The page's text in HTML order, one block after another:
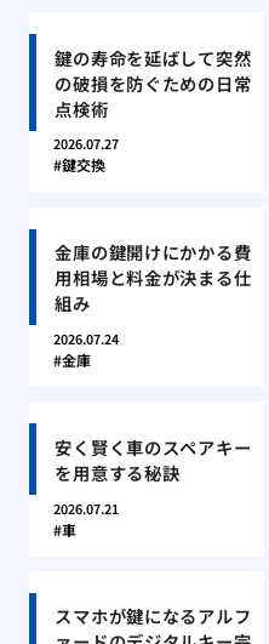
鍵の寿命を延ばして突然
の破損を防ぐための日常
点検術
2026.07.27
鍵交換
金庫の鍵開けにかかる費
用相場と料金が決まる仕
組み
2026.07.24
金庫
安く賢く車のスペアキー
を用意する秘訣
2026.07.21
車
スマホが鍵になるアルフ